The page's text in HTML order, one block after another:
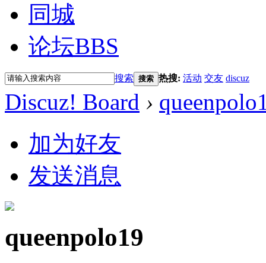
同城
论坛BBS
搜索 搜索 热搜: 活动 交友 discuz
Discuz! Board ›
加为好友
发送消息
queenpolo19